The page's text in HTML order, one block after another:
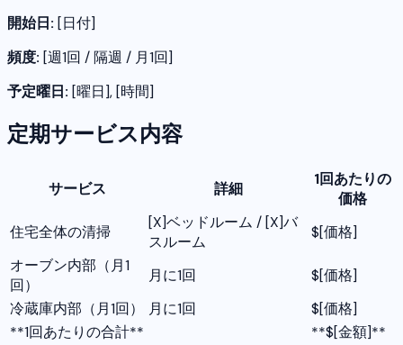
開始日: [日付]
頻度: [週1回 / 隔週 / 月1回]
予定曜日: [曜日], [時間]
定期サービス内容
サービス 詳細
1回あたりの
価格
住宅全体の清掃
[X]ベッドルーム / [X]バ
スルーム
$[価格]
オーブン内部（月1
回）
月に1回
$[価格]
冷蔵庫内部（月1回）
月に1回
$[価格]
**1回あたりの合計**
**$[金額]**